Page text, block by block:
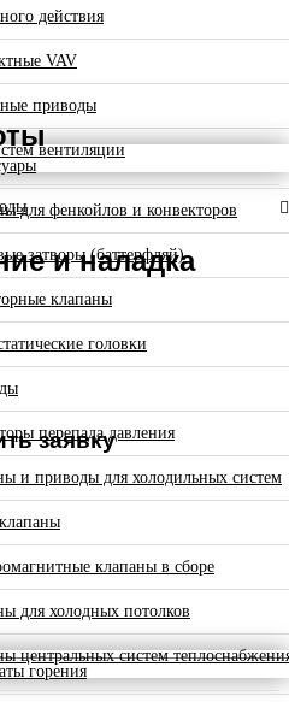
действия
VAV
приводы
вентиляции
для фенкойлов и конвекторов
затворы (баттерфляй)
клапаны
головки
перепада давления
и приводы для холодильных систем
клапаны в сборе
для холодных потолков
центральных систем
горения
и наладка
заявку